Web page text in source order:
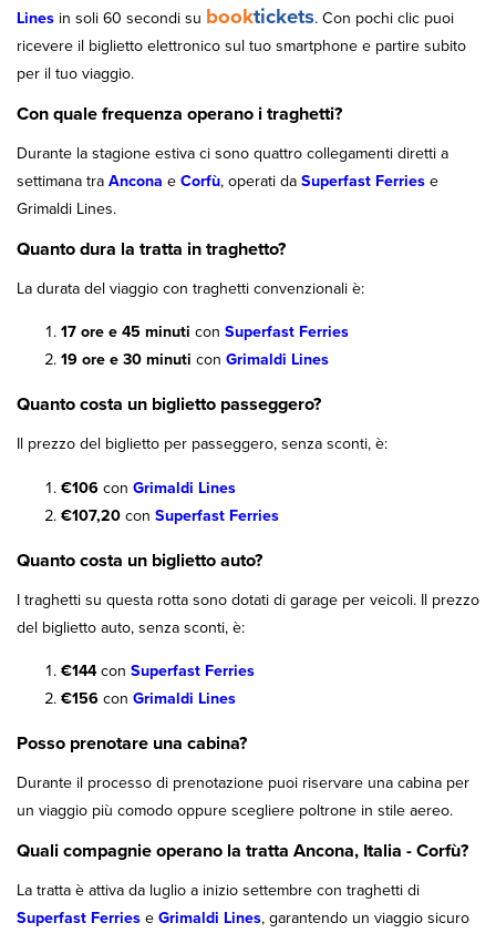
Lines in soli 60 secondi su booktickets. Con pochi clic puoi
ricevere il biglietto elettronico sul tuo smartphone e partire subito
per il tuo viaggio.
Con quale frequenza operano i traghetti?
Durante la stagione estiva ci sono quattro collegamenti diretti a
settimana tra Ancona e Corfù, operati da Superfast Ferries e
Grimaldi Lines.
Quanto dura la tratta in traghetto?
La durata del viaggio con traghetti convenzionali è:
17 ore e 45 minuti con Superfast Ferries
19 ore e 30 minuti con Grimaldi Lines
Quanto costa un biglietto passeggero?
Il prezzo del biglietto per passeggero, senza sconti, è:
€106 con Grimaldi Lines
€107,20 con Superfast Ferries
Quanto costa un biglietto auto?
I traghetti su questa rotta sono dotati di garage per veicoli. Il prezzo
del biglietto auto, senza sconti, è:
€144 con Superfast Ferries
€156 con Grimaldi Lines
Posso prenotare una cabina?
Durante il processo di prenotazione puoi riservare una cabina per
un viaggio più comodo oppure scegliere poltrone in stile aereo.
Quali compagnie operano la tratta Ancona, Italia - Corfù?
La tratta è attiva da luglio a inizio settembre con traghetti di
Superfast Ferries e Grimaldi Lines, garantendo un viaggio sicuro